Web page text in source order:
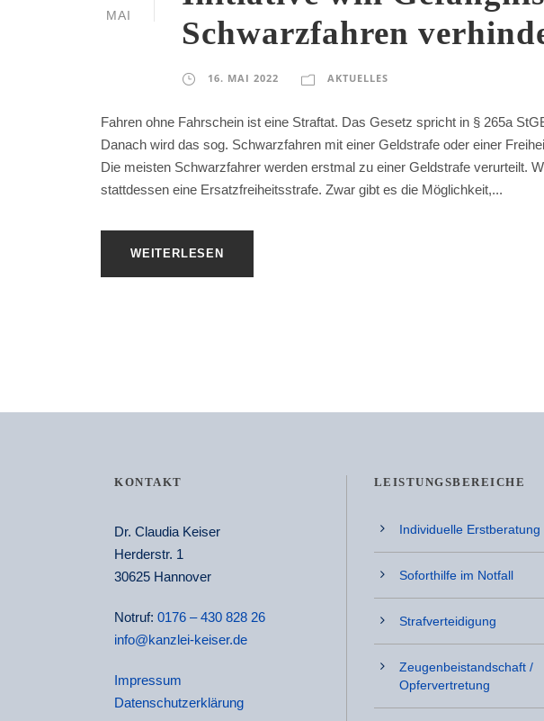
MAI
Schwarzfahren
16. MAI 2022 AKTUELLES
Fahren ohne Fahrschein ist eine Straftat. Das Gesetz spricht in § 265a
Danach wird das sog. Schwarzfahren mit einer Geldstrafe oder einer
Die meisten Schwarzfahrer werden erstmal zu einer Geldstrafe verurteilt.
stattdessen eine Ersatzfreiheitsstrafe. Zwar gibt es die Möglichkeit,...
WEITERLESEN
KONTAKT
Dr. Claudia Keiser
Herderstr. 1
30625 Hannover
Notruf: 0176 – 430 828 26
info@kanzlei-keiser.de
Impressum
Datenschutzerklärung
LEISTUNGSBEREICHE
Individuelle Erstberatung
Soforthilfe im Notfall
Strafverteidigung
Zeugenbeistandschaft /
Opfervertretung